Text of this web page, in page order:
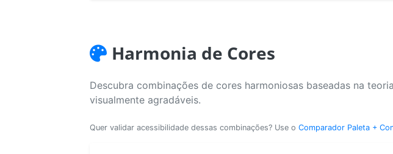
Harmonia de Cores
Descubra combinações de cores harmoniosas baseadas na
visualmente agradáveis.
Quer validar acessibilidade dessas combinações? Use o Comparador Paleta +